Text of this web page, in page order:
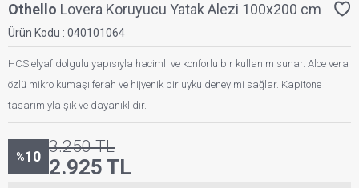
Othello Lovera Koruyucu Yatak Alezi 100x200 cm
Ürün Kodu : 040101064
HCS elyaf dolgulu yapısıyla hacimli ve konforlu bir kullanım sunar. Aloe vera
özlü mikro kumaşı ferah ve hijyenik bir uyku deneyimi sağlar. Kapitone
tasarımıyla şık ve dayanıklıdır.
%10
3.250TL
2.925 TL